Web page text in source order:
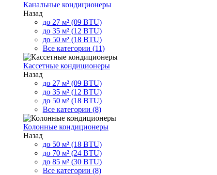
Канальные кондиционеры
Назад
до 27 м² (09 BTU)
до 35 м² (12 BTU)
до 50 м² (18 BTU)
Все категории (11)
Кассетные кондиционеры
Назад
до 27 м² (09 BTU)
до 35 м² (12 BTU)
до 50 м² (18 BTU)
Все категории (8)
Колонные кондиционеры
Назад
до 50 м² (18 BTU)
до 70 м² (24 BTU)
до 85 м² (30 BTU)
Все категории (8)